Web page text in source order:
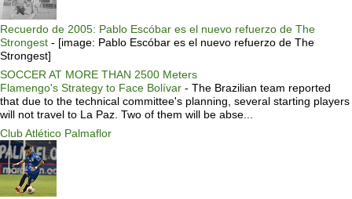
Recuerdo de 2005: Pablo Escóbar es el nuevo refuerzo de The
Strongest - [image: Pablo Escóbar es el nuevo refuerzo de The
Strongest]
SOCCER AT MORE THAN 2500 Meters
Flamengo's Strategy to Face Bolívar - The Brazilian team reported
that due to the technical committee's planning, several starting players
will not travel to La Paz. Two of them will be abse...
Club Atlético Palmaflor